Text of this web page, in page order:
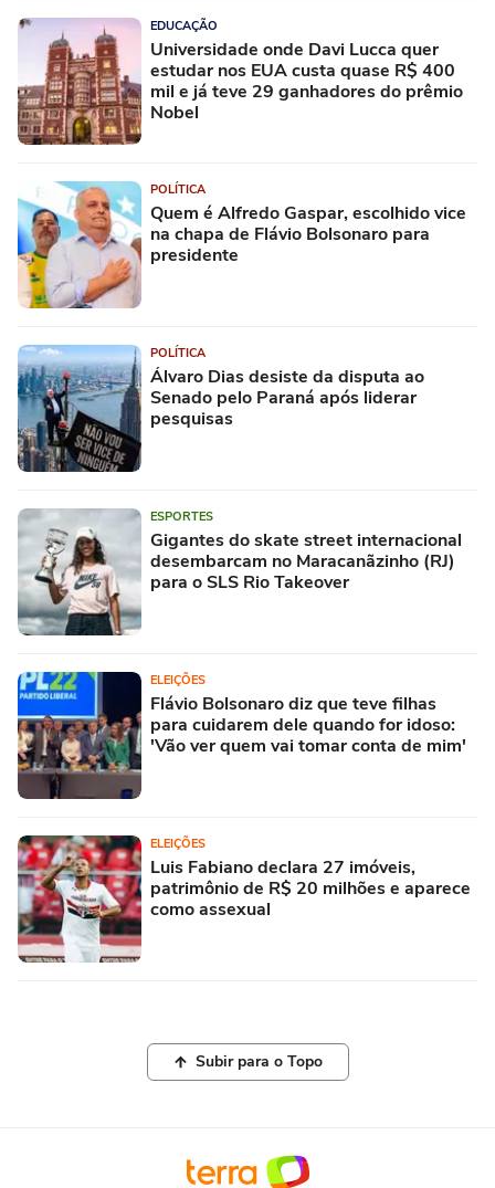
EDUCAÇÃO
Universidade onde Davi Lucca quer
estudar nos EUA custa quase R$ 400
mil e já teve 29 ganhadores do prêmio
Nobel
POLÍTICA
Quem é Alfredo Gaspar, escolhido vice
na chapa de Flávio Bolsonaro para
presidente
POLÍTICA
Álvaro Dias desiste da disputa ao
Senado pelo Paraná após liderar
pesquisas
ESPORTES
Gigantes do skate street internacional
desembarcam no Maracanãzinho (RJ)
para o SLS Rio Takeover
ELEIÇÕES
Flávio Bolsonaro diz que teve filhas
para cuidarem dele quando for idoso:
'Vão ver quem vai tomar conta de mim'
ELEIÇÕES
Luis Fabiano declara 27 imóveis,
patrimônio de R$ 20 milhões e aparece
como assexual
Subir para o Topo